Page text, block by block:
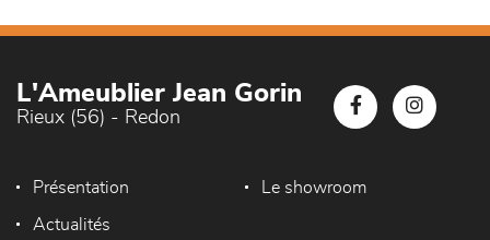
L'Ameublier Jean Gorin
Rieux (56) - Redon
Présentation Le showroom
Actualités